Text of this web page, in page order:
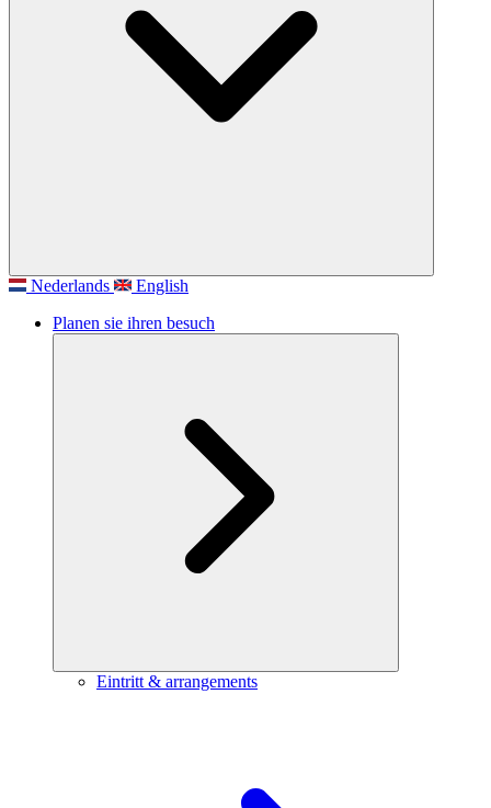
Nederlands
English
Planen sie ihren besuch
Eintritt & arrangements